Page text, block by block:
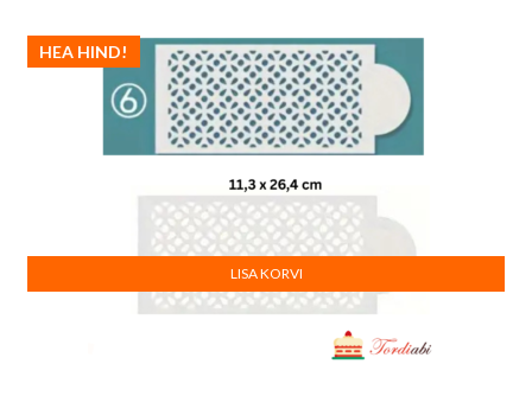
HEA HIND!
LISA KORVI